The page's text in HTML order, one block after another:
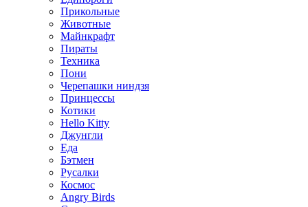
Прикольные
Животные
Майнкрафт
Пираты
Техника
Пони
Черепашки ниндзя
Принцессы
Котики
Hello Kitty
Джунгли
Еда
Бэтмен
Русалки
Космос
Angry Birds